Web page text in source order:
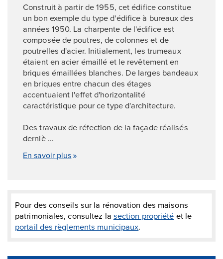
Construit à partir de 1955, cet édifice constitue
un bon exemple du type d'édifice à bureaux des
années 1950. La charpente de l'édifice est
composée de poutres, de colonnes et de
poutrelles d'acier. Initialement, les trumeaux
étaient en acier émaillé et le revêtement en
briques émaillées blanches. De larges bandeaux
en briques entre chacun des étages
accentuaient l'effet d'horizontalité
caractéristique pour ce type d'architecture.
Des travaux de réfection de la façade réalisés
derniè ...
En savoir plus
Pour des conseils sur la rénovation des maisons
patrimoniales, consultez la section propriété et le
portail des règlements municipaux.